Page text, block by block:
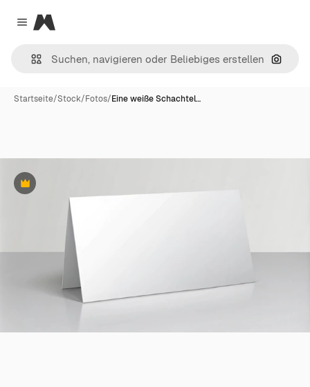
Close menu
Magnific
Nach
Startseite/Stock/Fotos/Eine weiße Schachtel…
Premium